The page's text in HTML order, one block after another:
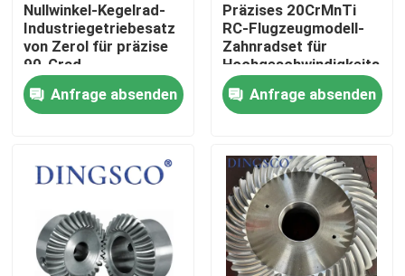
Qualitätskontrolle
Kontakt mit uns
Angebot anfordern
Nullwinkel-Kegelrad-
Industriegetriebesatz
von Zerol für präzise
90-Grad-
Kraftübertragung
Anfrage absenden
Präzises 20CrMnTi
RC-Flugzeugmodell-
Zahnradset für
Hochgeschwindigkeits-
Fernbedienung
Anfrage absenden